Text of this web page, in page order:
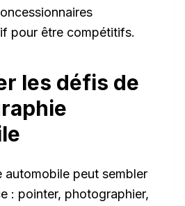
pour être compétitifs.
les défis de
automobile peut sembler
: pointer, photographier,